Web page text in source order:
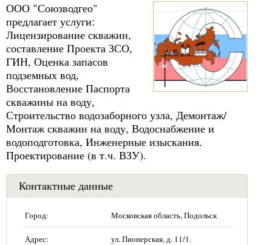
ООО "Союзводгео"
предлагает услуги:
Лицензирование скважин,
составление Проекта ЗСО,
ГИН, Оценка запасов
подземных вод,
Восстановление Паспорта
скважины на воду,
Строительство водозаборного узла, Демонтаж/
Монтаж скважин на воду, Водоснабжение и
водоподготовка, Инженерные изыскания.
Проектирование (в т.ч. ВЗУ).
Контактные данные
Город: Московская область, Подольск
Адрес: ул. Пионерская, д. 11/1.